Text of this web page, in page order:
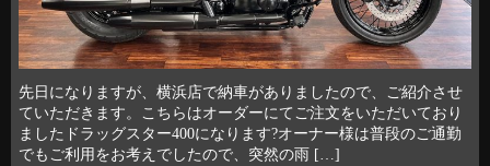
先日になりますが、横浜店で納車がありましたので、ご紹介させ
ていただきます。⁡こちらはオーダーにてご注文をいただいており
ましたドラッグスター400になります?⁡オーナー様は普段のご通勤
でもご利用をお考えでしたので、突然の雨 […]